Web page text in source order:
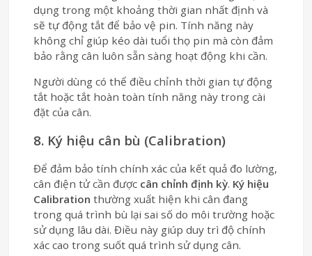
dụng trong một khoảng thời gian nhất định và
sẽ tự động tắt để bảo vệ pin. Tính năng này
không chỉ giúp kéo dài tuổi thọ pin mà còn đảm
bảo rằng cân luôn sẵn sàng hoạt động khi cần.
Người dùng có thể điều chỉnh thời gian tự động
tắt hoặc tắt hoàn toàn tính năng này trong cài
đặt của cân.
8. Ký hiệu cân bù (Calibration)
Để đảm bảo tính chính xác của kết quả đo lường,
cân điện tử cần được cân chỉnh định kỳ. Ký hiệu
Calibration thường xuất hiện khi cân đang
trong quá trình bù lại sai số do môi trường hoặc
sử dụng lâu dài. Điều này giúp duy trì độ chính
xác cao trong suốt quá trình sử dụng cân.